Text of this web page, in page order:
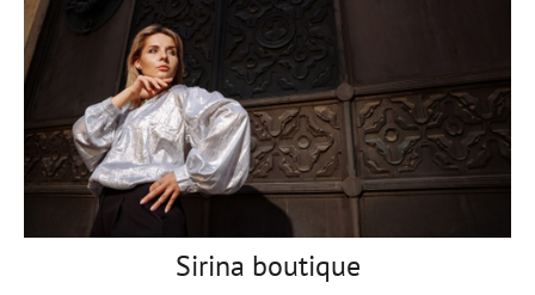
Sirina boutique